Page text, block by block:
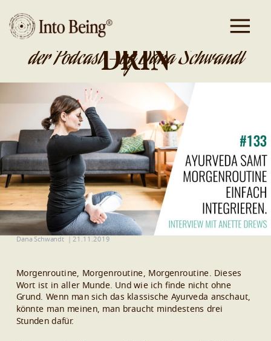
DA IST GOLD
DRIN
der Podcast - by Dana Schwandt
Dana Schwandt 21.11.2019
Morgenroutine, Morgenroutine, Morgenroutine. Dieses
Wort ist in aller Munde. Und wie ich finde nicht ohne
Grund. Wenn man sich das klassische Ayurveda anschaut,
könnte man meinen, man braucht mindestens drei
Stunden dafür.